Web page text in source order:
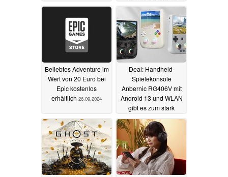
Beliebtes Adventure im
Wert von 20 Euro bei
Epic kostenlos
erhältlich 26.09.2024
Deal: Handheld-
Spielekonsole
Anbernic RG406V mit
Android 13 und WLAN
gibt es zum stark
reduzierten Preis (Ad)
25.09.2024